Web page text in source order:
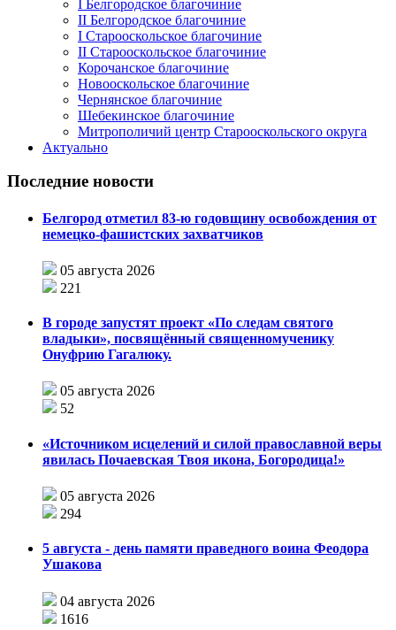
I Белгородское благочиние
II Белгородское благочиние
I Старооскольское благочиние
II Старооскольское благочиние
Корочанское благочиние
Новооскольское благочиние
Чернянское благочиние
Шебекинское благочиние
Митрополичий центр Старооскольского округа
Актуально
Последние новости
Белгород отметил 83-ю годовщину освобождения от
немецко-фашистских захватчиков
05 августа 2026
221
В городе запустят проект «По следам святого
владыки», посвящённый священномученику
Онуфрию Гагалюку.
05 августа 2026
52
«Источником исцелений и силой православной веры
явилась Почаевская Твоя икона, Богородица!»
05 августа 2026
294
5 августа - день памяти праведного воина Феодора
Ушакова
04 августа 2026
1616